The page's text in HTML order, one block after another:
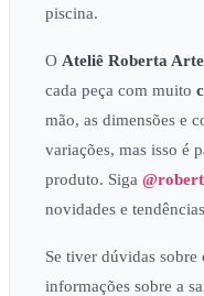
piscina.
O Ateliê Roberta
cada peça com muito
mão, as dimensões e
variações, mas isso é
produto. Siga
novidades e
Se tiver dúvidas
informações sobre a